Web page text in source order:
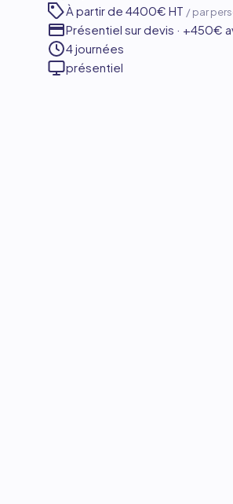
À partir de 4400€ HT / par
Présentiel sur devis · +450€
4 journées
présentiel